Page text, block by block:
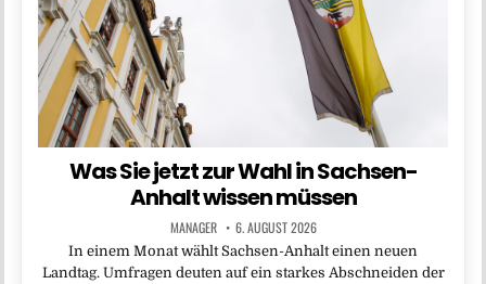
Was Sie jetzt zur Wahl in Sachsen-
Anhalt wissen müssen
MANAGER 6. AUGUST 2026
In einem Monat wählt Sachsen-Anhalt einen neuen
Landtag. Umfragen deuten auf ein starkes Abschneiden der